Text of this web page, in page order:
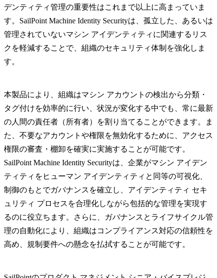
デンティティ管理の重要性はこれまで以上に高まっていま
す。SailPoint Machine Identity Securityは、孤立した、あるいは
管理されていないマシン アイデンティティに関連するリス
クを軽減することで、組織のセキュリティ体制を強化しま
す。
本製品により、組織はマシン アカウントの検出から分類・
タグ付けを効率的に行い、状況が変化する中でも、常に最新
の人間の責任者（所有者）を割り当てることができます。ま
た、不要なアカウントや権限を無効化するために、アクセス
権限の審査・棚卸を確実に実施することが可能です。
SailPoint Machine Identity Securityは、企業がマシン アイデン
ティティをヒューマン アイデンティティと同等の可視化、
制御のもとでガバナンスを確立し、アイデンティティ セキ
ュリティ プロセスを合理化しながら包括的な管理を実現す
るのに役立ちます。さらに、ガバナンスとライフサイクル管
理の自動化により、組織はコンプライアンス対応の信頼性を
高め、規制要件への懸念を払拭することが可能です。